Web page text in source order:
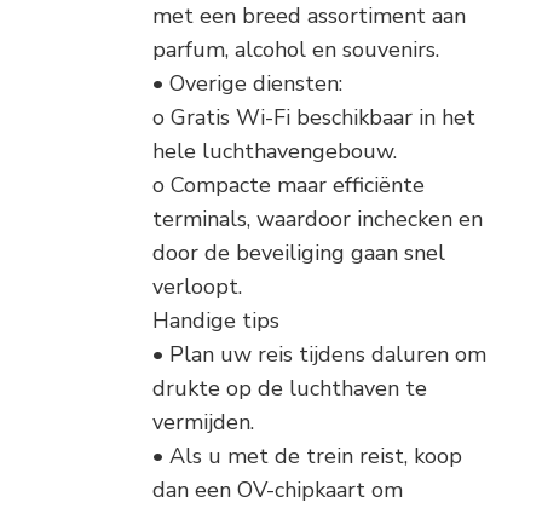
met een breed assortiment aan
parfum, alcohol en souvenirs.
• Overige diensten:
o Gratis Wi-Fi beschikbaar in het
hele luchthavengebouw.
o Compacte maar efficiënte
terminals, waardoor inchecken en
door de beveiliging gaan snel
verloopt.
Handige tips
• Plan uw reis tijdens daluren om
drukte op de luchthaven te
vermijden.
• Als u met de trein reist, koop
dan een OV-chipkaart om